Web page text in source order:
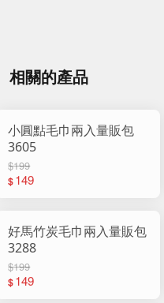
相關的產品
小圓點毛巾兩入量販包
3605
$199
$149
好馬竹炭毛巾兩入量販包
3288
$199
$149